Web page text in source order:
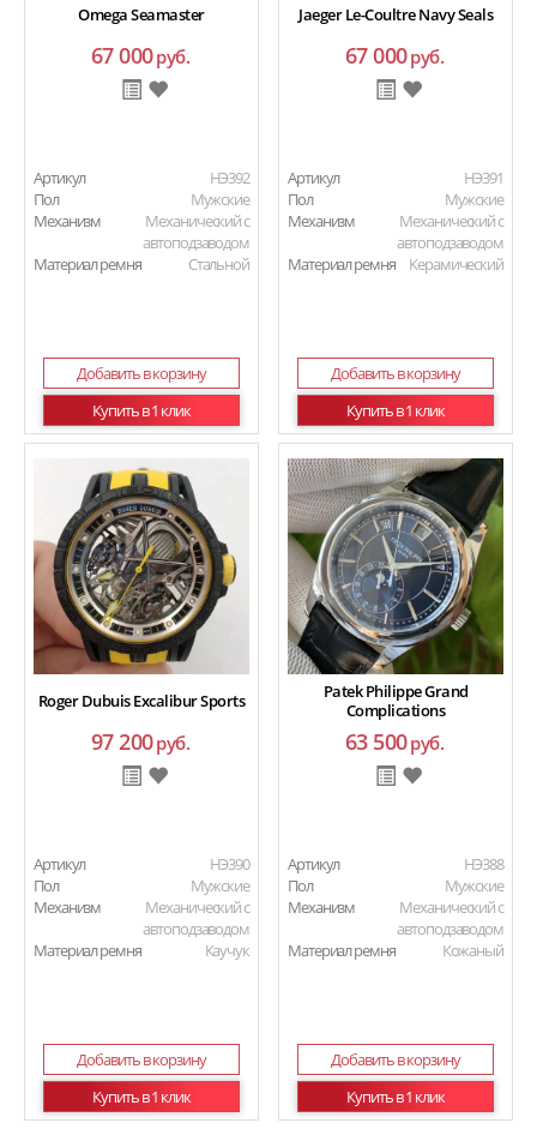
Omega Seamaster
67 000руб.
Артикул
HЭ392
Пол
Мужские
Механизм
Механический с
автоподзаводом
Материал ремня
Стальной
Добавить в корзину
Купить в 1 клик
Jaeger Le-Coultre Navy Seals
67 000руб.
Артикул
HЭ391
Пол
Мужские
Механизм
Механический с
автоподзаводом
Материал ремня
Керамический
Добавить в корзину
Купить в 1 клик
Roger Dubuis Excalibur Sports
97 200руб.
Артикул
HЭ390
Пол
Мужские
Механизм
Механический с
автоподзаводом
Материал ремня
Каучук
Добавить в корзину
Купить в 1 клик
Patek Philippe Grand
Complications
63 500руб.
Артикул
HЭ388
Пол
Мужские
Механизм
Механический с
автоподзаводом
Материал ремня
Кожаный
Добавить в корзину
Купить в 1 клик